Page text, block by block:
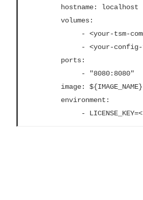
         hostname: localhost
         volumes:
- <your-tsm-
- <your-
         ports:
              - "8080:8080"
         image: ${IMAGE_NAME}
         environment:
-